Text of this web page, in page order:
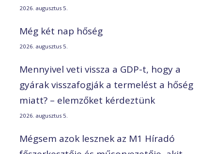
2026. augusztus 5.
Még két nap hőség
2026. augusztus 5.
Mennyivel veti vissza a GDP-t, hogy a
gyárak visszafogják a termelést a hőség
miatt? – elemzőket kérdeztünk
2026. augusztus 5.
Mégsem azok lesznek az M1 Híradó